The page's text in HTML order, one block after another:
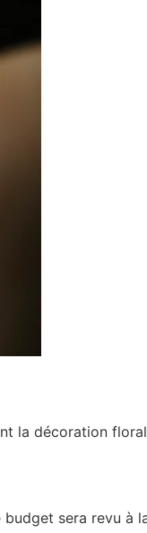
la décoration
budget sera revu à